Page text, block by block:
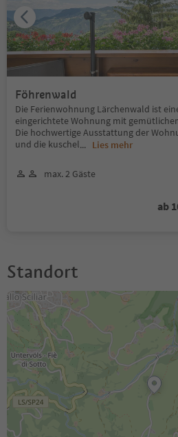
Föhrenwald
Die Ferienwohnung Lärchenwald ist
eingerichtete Wohnung mit
Die hochwertige Ausstattung der
und die kuschel... Lies mehr
max. 2 Gäste
ab
Standort